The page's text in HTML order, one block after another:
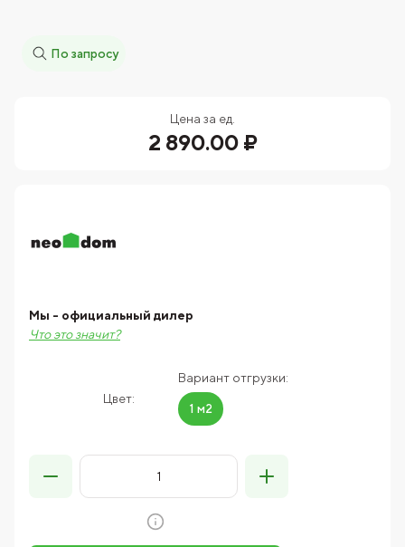
По запросу
Цена за ед.
2 890.00 ₽
Цвет:
Вариант отгрузки:
1 м2
Мы - официальный дилер
Что это значит?